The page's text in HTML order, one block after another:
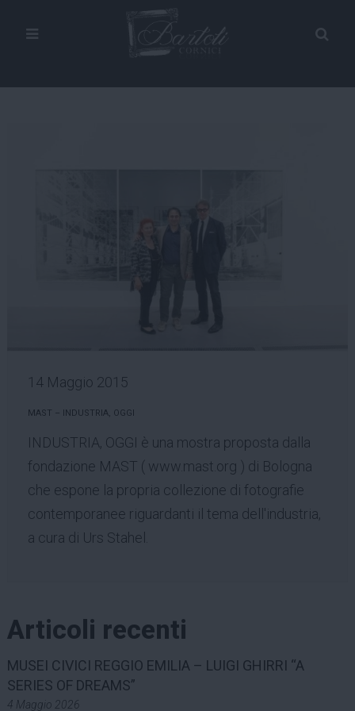
14 Maggio 2015
MAST – INDUSTRIA, OGGI
INDUSTRIA, OGGI è una mostra proposta dalla
fondazione MAST ( www.mast.org ) di Bologna
che espone la propria collezione di fotografie
contemporanee riguardanti il tema dell'industria,
a cura di Urs Stahel.
Articoli recenti
MUSEI CIVICI REGGIO EMILIA – LUIGI GHIRRI “A
SERIES OF DREAMS”
4 Maggio 2026